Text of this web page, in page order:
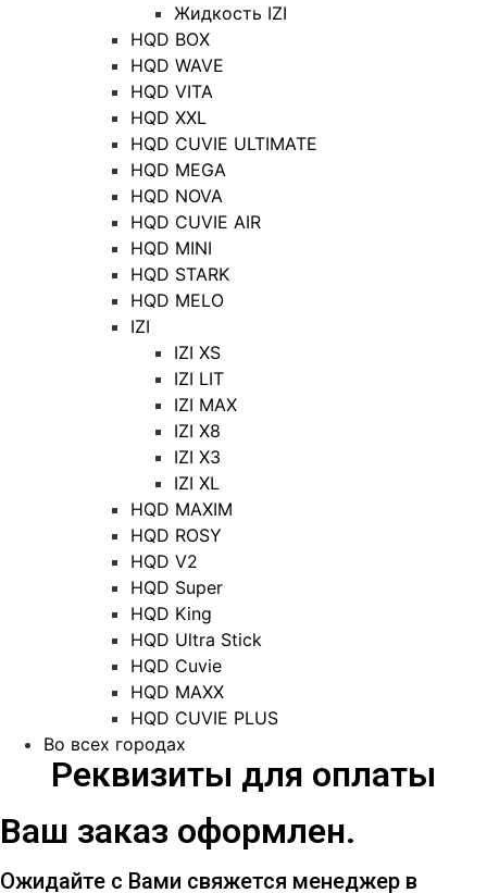
Жидкость IZI
HQD BOX
HQD WAVE
HQD VITA
HQD XXL
HQD CUVIE ULTIMATE
HQD MEGA
HQD NOVA
HQD CUVIE AIR
HQD MINI
HQD STARK
HQD MELO
IZI
IZI XS
IZI LIT
IZI MAX
IZI X8
IZI X3
IZI XL
HQD MAXIM
HQD ROSY
HQD V2
HQD Super
HQD King
HQD Ultra Stick
HQD Cuvie
HQD MAXX
HQD CUVIE PLUS
Во всех городах
Реквизиты для оплаты
Ваш заказ оформлен.
Ожидайте с Вами свяжется менеджер в